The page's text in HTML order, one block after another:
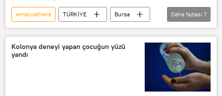
ameliyathane TÜRKİYE
Bursa
Ameliyat
takı
Doktor
uzman doktor
Çocuk
Oyuncak
Daha fazlası 7
Kolonya deneyi yapan çocuğun yüzü
yandı